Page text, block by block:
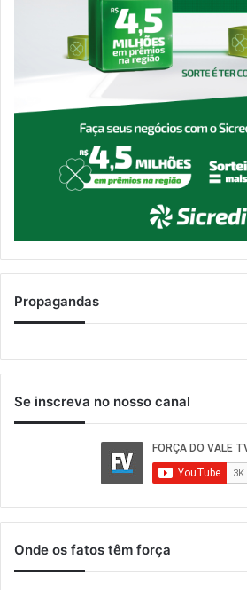
Propagandas
Se inscreva no nosso canal
Onde os fatos têm força